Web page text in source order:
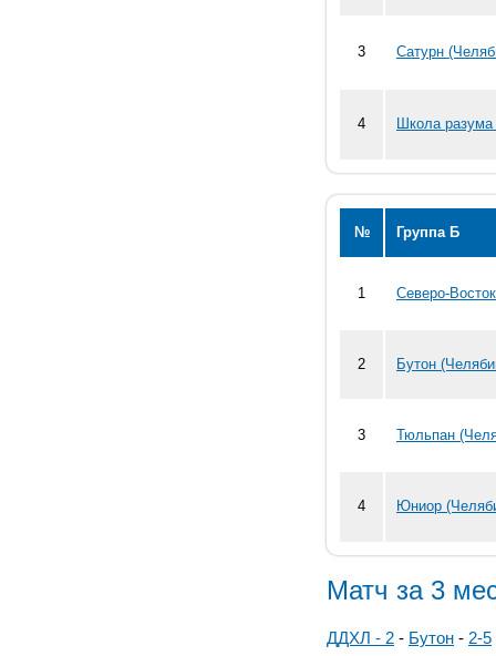
3 Сатурн
4 Школа разума
№ Группа Б
1 Cеверо-
2 Бутон
3 Тюльпан
4 Юниор
Матч за 3
ДДХЛ - 2 - Бутон - 2-5